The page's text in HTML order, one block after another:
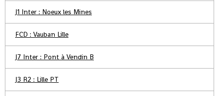
J1 Inter : Noeux les Mines
FCD : Vauban Lille
J7 Inter : Pont à Vendin B
J3 R2 : Lille PT